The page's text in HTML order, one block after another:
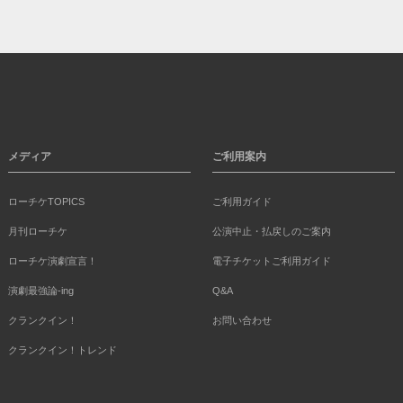
メディア
ローチケTOPICS
月刊ローチケ
ローチケ演劇宣言！
演劇最強論-ing
クランクイン！
クランクイン！トレンド
ご利用案内
ご利用ガイド
公演中止・払戻しのご案内
電子チケットご利用ガイド
Q&A
お問い合わせ